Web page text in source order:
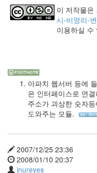
이 저작물은
시-비영리-
이용하실 수
아파치 웹서버 등에
은 인터페이스로 연
주소가 괴상한 숫자
도와주는 모듈.
2007/12/25 23:36
2008/01/10 20:37
inureyes
비
병
8
의
터
페
이...
playground